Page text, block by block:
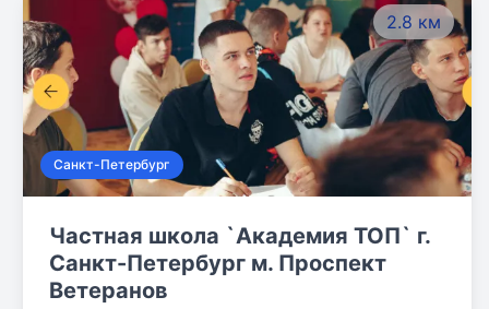
2.8 км
Санкт-Петербург
Частная школа `Академия ТОП` г.
Санкт-Петербург м. Проспект
Ветеранов